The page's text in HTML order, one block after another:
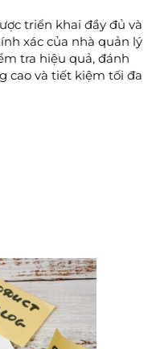
triển khai đầy đủ và
xác của nhà quản lý
tra hiệu quả, đánh
cao và tiết kiệm tối đa